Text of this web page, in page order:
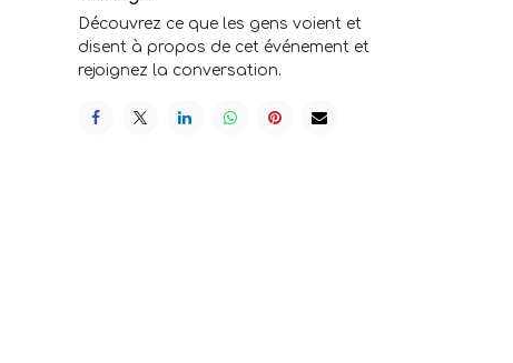
Découvrez ce que les gens voient et
disent à propos de cet événement et
rejoignez la conversation.